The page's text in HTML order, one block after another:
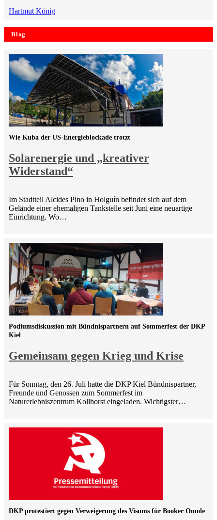
Hartmut König
Blog
Solarenergie und „kreativer
Widerstand“
Wie Kuba der US-Energieblockade trotzt
Im Stadtteil Alcides Pino in Holguín befindet sich auf dem
Gelände einer ehemaligen Tankstelle seit Juni eine neuartige
Einrichtung. Wo…
Gemeinsam gegen Krieg und Krise
Podiumsdiskussion mit Bündnispartnern auf Sommerfest der DKP
Kiel
Für Sonntag, den 26. Juli hatte die DKP Kiel Bündnispartner,
Freunde und Genossen zum Sommerfest im
Naturerlebniszentrum Kollhorst eingeladen. Wichtigster…
DKP protestiert gegen Verweigerung des Visums für Booker Omole